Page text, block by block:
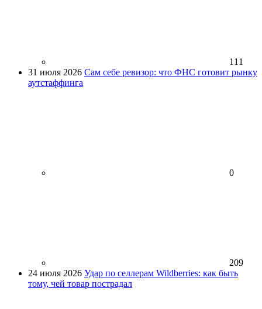
111
31 июля 2026 Сам себе ревизор: что ФНС готовит рынку
аутстаффинга
0
209
24 июля 2026 Удар по селлерам Wildberries: как быть
тому, чей товар пострадал